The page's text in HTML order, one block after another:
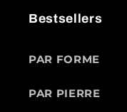
Bestsellers
PAR FORME
PAR PIERRE